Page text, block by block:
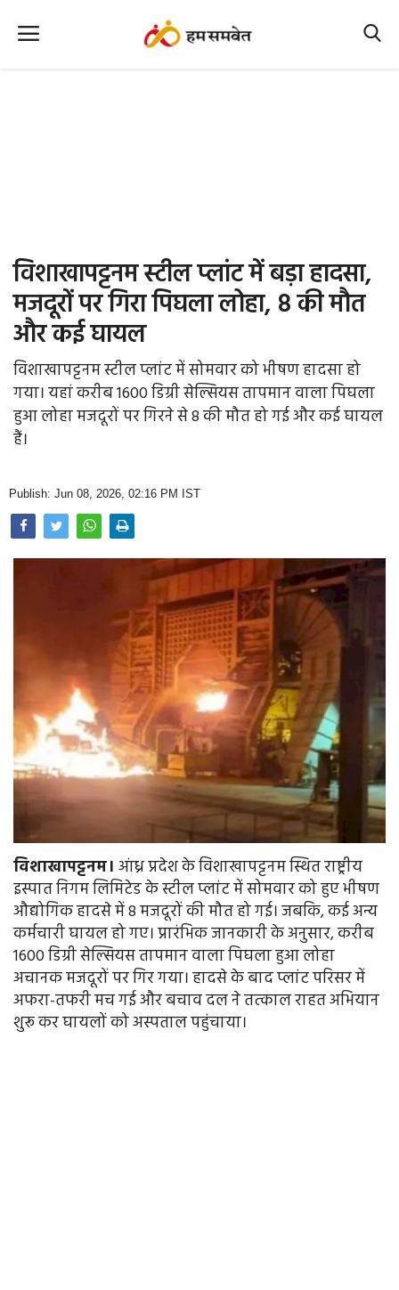
Office Office
Political Gossips
Farm & Food
Opinion
Photo Gallery
Home
विशाखापट्टनम स्टील प्लांट में बड़ा हादसा,
मजदूरों पर गिरा पिघला लोहा, 8 की मौत
और कई घायल
विशाखापट्टनम स्टील प्लांट में सोमवार को भीषण हादसा हो
गया। यहां करीब 1600 डिग्री सेल्सियस तापमान वाला पिघला
हुआ लोहा मजदूरों पर गिरने से 8 की मौत हो गई और कई घायल
हैं।
Publish: Jun 08, 2026, 02:16 PM IST
विशाखापट्टनम। आंध्र प्रदेश के विशाखापट्टनम स्थित राष्ट्रीय
इस्पात निगम लिमिटेड के स्टील प्लांट में सोमवार को हुए भीषण
औद्योगिक हादसे में 8 मजदूरों की मौत हो गई। जबकि, कई अन्य
कर्मचारी घायल हो गए। प्रारंभिक जानकारी के अनुसार, करीब
1600 डिग्री सेल्सियस तापमान वाला पिघला हुआ लोहा
अचानक मजदूरों पर गिर गया। हादसे के बाद प्लांट परिसर में
अफरा-तफरी मच गई और बचाव दल ने तत्काल राहत अभियान
शुरू कर घायलों को अस्पताल पहुंचाया।